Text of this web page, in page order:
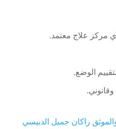
مركز علاج معتمد.
الوضع.
راكان جميل الدبيسي